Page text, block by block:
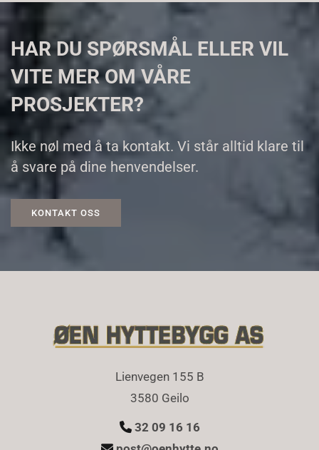
HAR DU SPØRSMÅL ELLER VIL
VITE MER OM VÅRE
PROSJEKTER?
Ikke nøl med å ta kontakt. Vi står alltid klare til
å svare på dine henvendelser.
KONTAKT OSS
Lienvegen 155 B
3580 Geilo
 32 09 16 16